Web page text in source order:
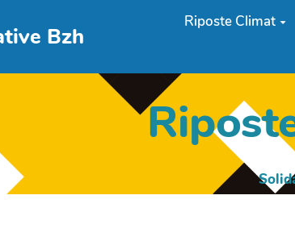
Bzh
Riposte Climat